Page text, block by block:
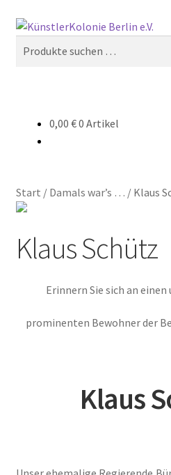
Zur
Zum
Suchen
Aktivitäten
Anfahrt
2014
0,00 €0 Artikel
Start / Damals war’s … / Klaus
Klaus Schütz
Erinnern Sie sich an
prominenten Bewohner der
Klaus